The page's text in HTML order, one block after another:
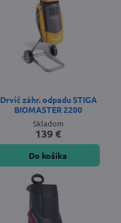
Drvič záhr. odpadu STIGA
BIOMASTER 2200
Skladom
139 €
Do košíka